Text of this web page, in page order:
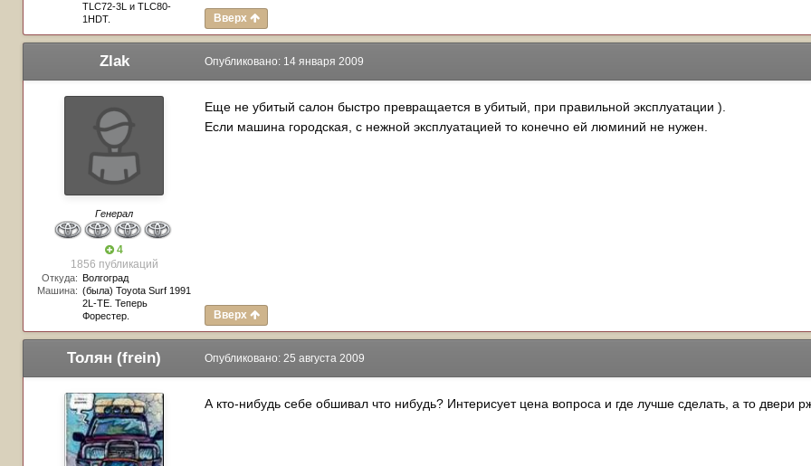
TLC72-3L и TLC80-
1HDT.
Вверх
Zlak
Генерал
4
1856 публикаций
Откуда: Волгоград
Машина: (была) Toyota Surf 1991
2L-TE. Теперь
Форестер.
Опубликовано: 14 января 2009
Еще не убитый салон быстро превращается в убитый, при правильной эксплуатации ).
Если машина городская, с нежной эксплуатацией то конечно ей люминий не нужен.
Вверх
Толян (frein) Опубликовано: 25 августа 2009
А кто-нибудь себе обшивал что нибудь? Интерисует цена вопроса и где лучше сделать, а то двери